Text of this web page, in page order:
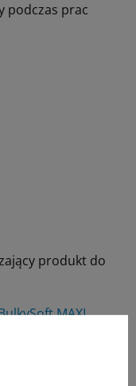
podczas prac
produkt do
MAXI